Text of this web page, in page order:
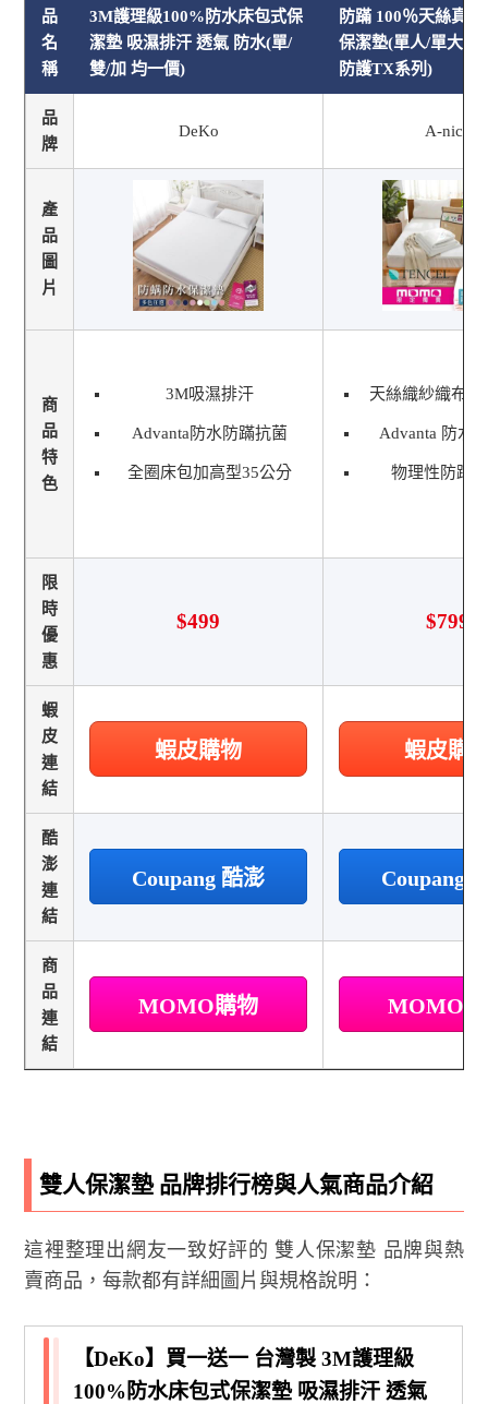
品
名
稱
3M護理級100%防水床包式保
潔墊 吸濕排汗 透氣 防水(單/
雙/加 均一價)
防蹣 100％天絲真
保潔墊(單人/單大/雙
防護TX系列)
品
牌
DeKo A-nice
產
品
圖
片
商
品
特
色
3M吸濕排汗
Advanta防水防蹣抗菌
全圈床包加高型35公分
天絲織紗織布柔
Advanta 防水
物理性防蹣
限
時
優
惠
$499 $799
蝦
皮
連
結
蝦皮購物 蝦皮購
酷
澎
連
結
Coupang 酷澎 Coupang
商
品
連
結
MOMO購物 MOMO
雙人保潔墊 品牌排行榜與人氣商品介紹
這裡整理出網友一致好評的 雙人保潔墊 品牌與熱
賣商品，每款都有詳細圖片與規格說明：
【DeKo】買一送一 台灣製 3M護理級
100%防水床包式保潔墊 吸濕排汗 透氣